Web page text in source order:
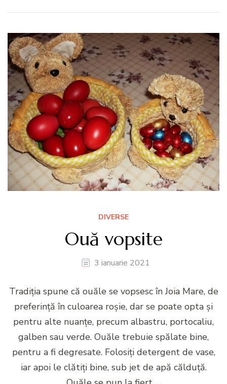
DIVERSE
Ouă vopsite
3 ianuarie 2021
Tradiţia spune că ouăle se vopsesc în Joia Mare, de
preferinţă în culoarea roşie, dar se poate opta şi
pentru alte nuanţe, precum albastru, portocaliu,
galben sau verde. Ouăle trebuie spălate bine,
pentru a fi degresate. Folosiţi detergent de vase,
iar apoi le clătiţi bine, sub jet de apă călduţă.